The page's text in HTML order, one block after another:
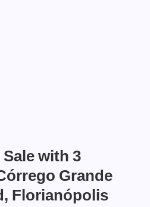
with 3
Grande
Florianópolis